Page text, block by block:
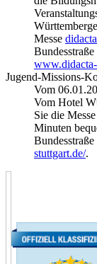
Messe didacta
Jugend-Missions-
Vom
Vom Hotel
Sie die Messe
Minuten
stuttgart.de/.